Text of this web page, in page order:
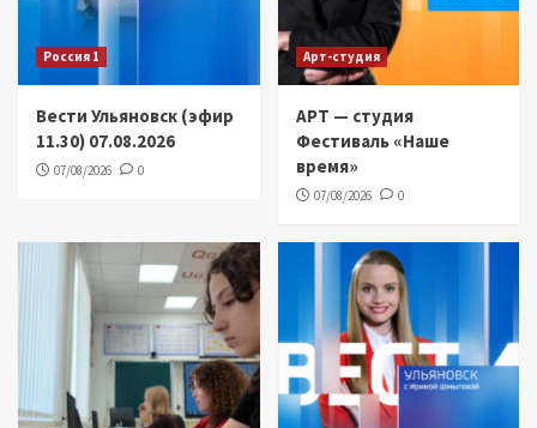
Россия 1
Вести Ульяновск (эфир
11.30) 07.08.2026
07/08/2026 0
Арт-студия
АРТ — студия
Фестиваль «Наше
время»
07/08/2026 0